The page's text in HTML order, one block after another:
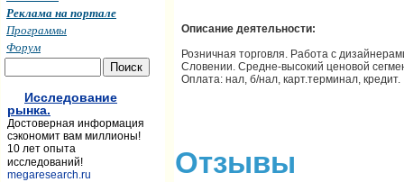
Описание деятельности:
Розничная торговля. Работа с
Словении. Средне-высокий ценовой
Оплата: нал, б/нал, карт.терминал, кредит.
Отзывы
Реклама на портале
Программы
Форум
Исследование
рынка.
Достоверная информация
сэкономит вам миллионы!
10 лет опыта
исследований!
megaresearch.ru